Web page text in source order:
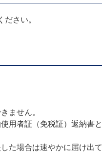
さい。
ません。
用者証（免税証）返納書と
た場合は速やかに届け出て